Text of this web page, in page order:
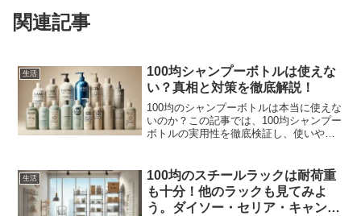
関連記事
生活
100均シャンプーボトルは使えな
い？真相と対策を徹底解説！
100均のシャンプーボトルは本当に使えな
いのか？この記事では、100均シャンプー
ボトルの実用性を徹底検証し、使いやす
楽しく、快適になるためのヒントが満載
です。
生活
100均のスチールラックは耐荷重
も十分！他のラックも見てみよ
う。ダイソー・セリア・キャンド